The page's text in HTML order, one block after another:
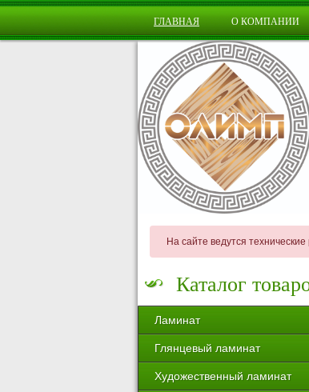
ГЛАВНАЯ О КОМПАНИИ
На сайте ведутся
Каталог
Ламинат
Глянцевый ламинат
Художественный ламинат